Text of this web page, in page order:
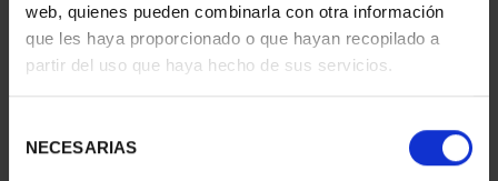
web, quienes pueden combinarla con otra información
que les haya proporcionado o que hayan recopilado a
partir del uso que haya hecho de sus servicios.
NECESARIAS
73,00 €